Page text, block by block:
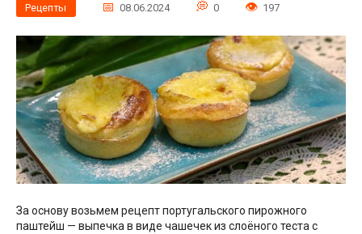
Рецепты 08.06.2024 0 197
За основу возьмем рецепт португальского пирожного
паштейш — выпечка в виде чашечек из слоёного теста с